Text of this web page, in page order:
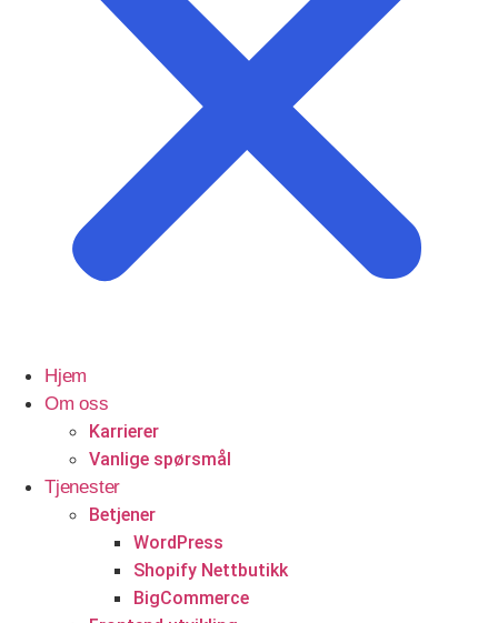
Hjem
Om oss
Karrierer
Vanlige spørsmål
Tjenester
Betjener
WordPress
Shopify Nettbutikk
BigCommerce
Profesjonelle tjenester
Advokater
Eiendomstjenester
Eiendomsmeglere